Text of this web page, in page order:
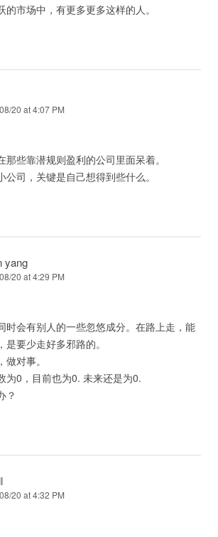
市场中，有更多更多这样的人。
20 at 4:07 PM
些靠潜规则盈利的公司里面呆着。
司，关键是自己想得到些什么。
yang
20 at 4:29 PM
时会有别人的一些忽悠成分。在路上走，能
要少走好多邪路的。
对事。
为0，目前也为0. 未来还是为0.
？
20 at 4:32 PM